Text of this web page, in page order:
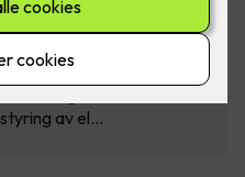
styring av
av el…